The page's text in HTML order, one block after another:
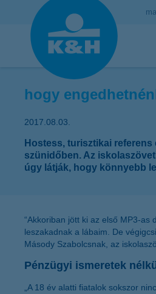
hogy
2017.08.03.
Hostess, turisztikai
szünidőben. Az
úgy látják, hogy könnyebb
“Akkoriban jött ki az első MP3-
leszakadnak a lábaim. De
Másody Szabolcsnak, az
Pénzügyi ismeretek
„A 18 év alatti fiatalok sokszor